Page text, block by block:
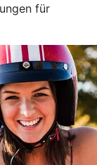
für